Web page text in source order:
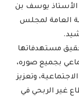
الأستاذ يوسف بن
العامة لمجلس
مستهدفاتها
بجميع صوره،
وتعزيز
غير الربحي في